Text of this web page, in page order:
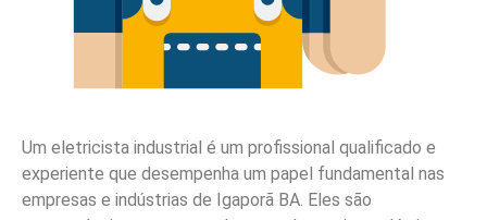
Um eletricista industrial é um profissional qualificado e
experiente que desempenha um papel fundamental nas
empresas e indústrias de Igaporã BA. Eles são